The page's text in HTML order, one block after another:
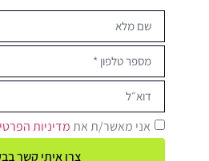
אני מאשר/ת אתמדיניות
צרו איתי קשר